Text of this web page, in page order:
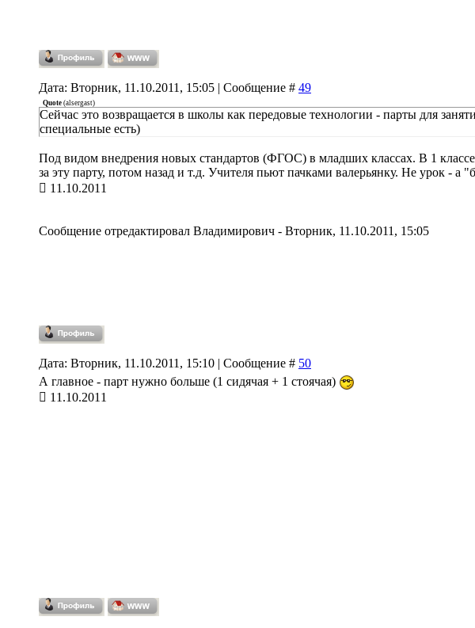
Дата: Вторник, 11.10.2011, 15:05 | Сообщение # 49
Quote (alsergast)
Сейчас это возвращается в школы как передовые технологии - парты для
специальные есть)
Под видом внедрения новых стандартов (ФГОС) в младших классах. В 1 классе
за эту парту, потом назад и т.д. Учителя пьют пачками валерьянку. Не урок - а
11.10.2011
Сообщение отредактировал Владимирович - Вторник, 11.10.2011, 15:05
Дата: Вторник, 11.10.2011, 15:10 | Сообщение # 50
А главное - парт нужно больше (1 сидячая + 1 стоячая)
11.10.2011